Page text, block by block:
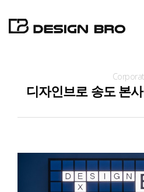
About
Contact
디자인브로 송도 본